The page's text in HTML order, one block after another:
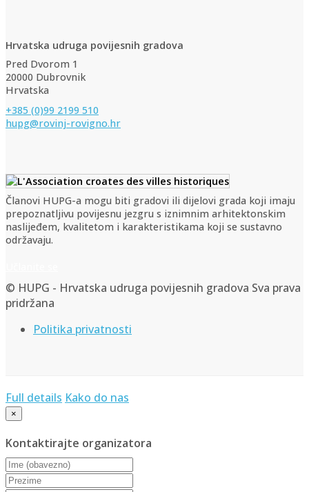
Hrvatska udruga povijesnih gradova
Pred Dvorom 1
20000 Dubrovnik
Hrvatska
+385 (0)99 2199 510
hupg@rovinj-rovigno.hr
Članovi HUPG-a mogu biti gradovi ili dijelovi grada koji imaju
prepoznatljivu povijesnu jezgru s iznimnim arhitektonskim
naslijeđem, kvalitetom i karakteristikama koji se sustavno
održavaju.
© HUPG - Hrvatska udruga povijesnih gradova Sva prava
pridržana
Politika privatnosti
Full details Kako do nas
×
Kontaktirajte organizatora